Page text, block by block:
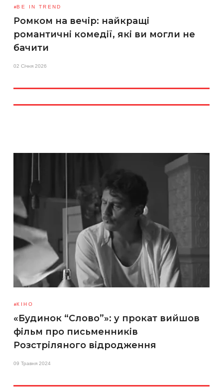
BE IN TREND
Ромком на вечір: найкращі
романтичні комедії, які ви могли не
бачити
02 Січня 2026
КІНО
«Будинок “Слово”»: у прокат вийшов
фільм про письменників
Розстріляного відродження
09 Травня 2024